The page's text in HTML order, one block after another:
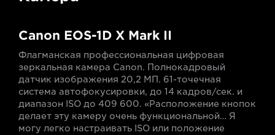
Canon EOS-1D X Mark II
Флагманская профессиональная цифровая
зеркальная камера Canon. Полнокадровый
датчик изображения 20,2 МП. 61-точечная
система автофокусировки, до 14 кадров/сек. и
диапазон ISO до 409 600. «Расположение кнопок
делает эту камеру очень функциональной… Я
могу легко настраивать ISO или положение